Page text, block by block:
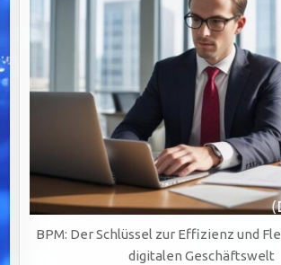
BPM: Der Schlüssel zur Effizienz und
digitalen Geschäftswelt